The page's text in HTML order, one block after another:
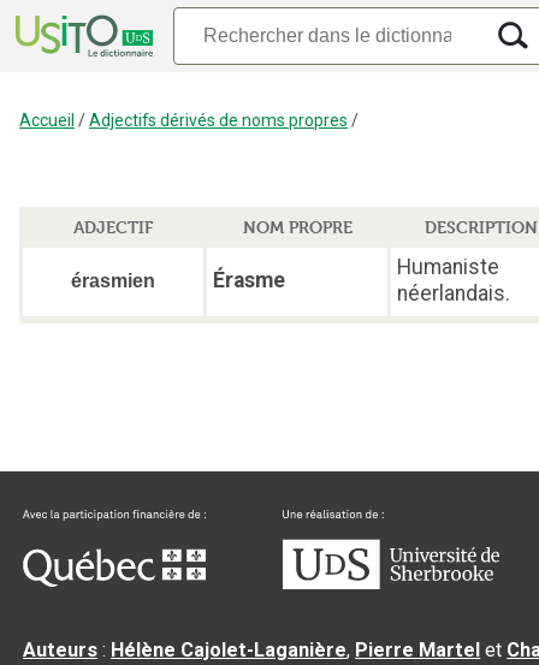
Accueil /Adjectifs dérivés de noms propres /
ADJECTIF NOM PROPRE DESCRIPTION
érasmien Érasme
Humaniste
néerlandais.
Auteurs : Hélène Cajolet-Laganière, Pierre Martel et